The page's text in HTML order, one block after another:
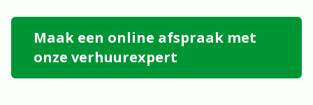
Maak een online afspraak met
onze verhuurexpert